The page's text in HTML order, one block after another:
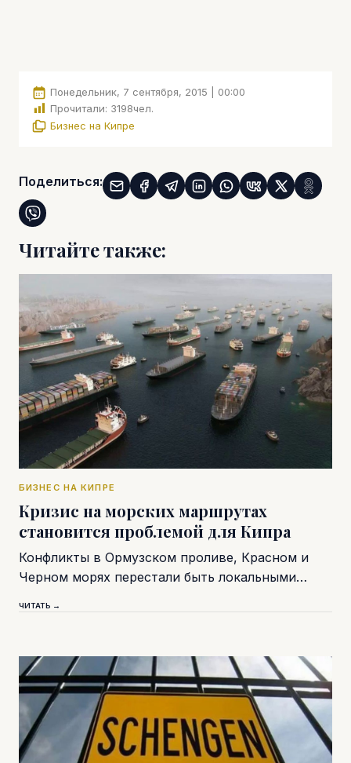
Понедельник, 7 сентября, 2015 | 00:00
Прочитали: 3198чел.
Бизнес на Кипре
Поделиться:
Читайте также:
БИЗНЕС НА КИПРЕ
Кризис на морских маршрутах
становится проблемой для Кипра
Конфликты в Ормузском проливе, Красном и
Черном морях перестали быть локальными…
ЧИТАТЬ →